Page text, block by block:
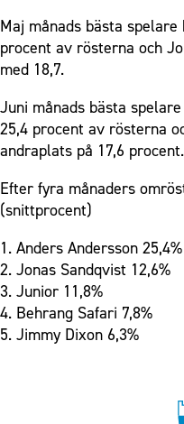
Fonder
Maj månads bästa
procent av rösterna och
med 18,7.
Juni månads bästa
25,4 procent av rösterna
andraplats på 17,6 procent.
Efter fyra månaders
(snittprocent)
1. Anders Andersson 25,4%
2. Jonas Sandqvist 12,6%
3. Junior 11,8%
4. Behrang Safari 7,8%
5. Jimmy Dixon 6,3%